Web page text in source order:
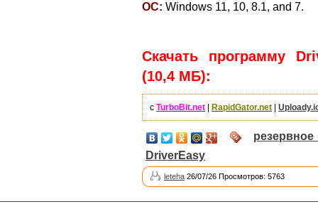
ОС: Windows 11, 10, 8.1, and 7.
Скачать программу
(10,4 МБ):
с TurboBit.net RapidGator.net
DriverEasy
leteha 26/07/26 Просмотров: 5763